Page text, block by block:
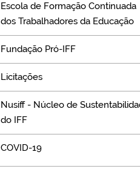
Escola de Formação Continuada
dos Trabalhadores da Educação
Fundação Pró-IFF
Licitações
Nusiff - Núcleo de
do IFF
COVID-19